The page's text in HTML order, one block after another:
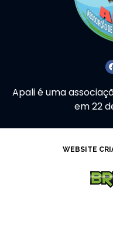
Apali é uma
em 22
WEBSITE